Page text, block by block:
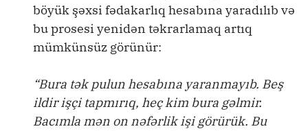
böyük şəxsi fədakarlıq hesabına yaradılıb və
bu prosesi yenidən təkrarlamaq artıq
mümkünsüz görünür:
“Bura tək pulun hesabına yaranmayıb. Beş
ildir işçi tapmırıq, heç kim bura gəlmir.
Bacımla mən on nəfərlik işi görürük. Bu